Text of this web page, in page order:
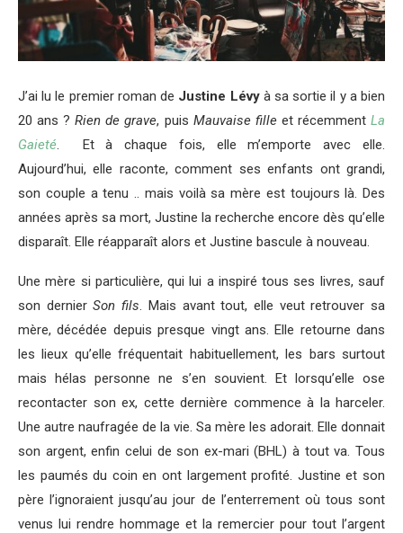
J’ai lu le premier roman de Justine Lévyà sa sortie il y a bien
20 ans ?Rien de grave, puis Mauvaise filleet récemmentLa
Gaieté . Et à chaque fois, elle m’emporte avec elle.
Aujourd’hui, elle raconte, comment ses enfants ont grandi,
son couple a tenu .. mais voilà sa mère est toujours là. Des
années après sa mort, Justine la recherche encore dès qu’elle
disparaît. Elle réapparaît alors et Justine bascule à nouveau.
Une mère si particulière, qui lui a inspiré tous ses livres, sauf
son dernierSon fils . Mais avant tout, elle veut retrouver sa
mère, décédée depuis presque vingt ans. Elle retourne dans
les lieux qu’elle fréquentait habituellement, les bars surtout
mais hélas personne ne s’en souvient. Et lorsqu’elle ose
recontacter son ex, cette dernière commence à la harceler.
Une autre naufragée de la vie. Sa mère les adorait. Elle donnait
son argent, enfin celui de son ex-mari (BHL) à tout va. Tous
les paumés du coin en ont largement profité. Justine et son
père l’ignoraient jusqu’au jour de l’enterrement où tous sont
venus lui rendre hommage et la remercier pour tout l’argent